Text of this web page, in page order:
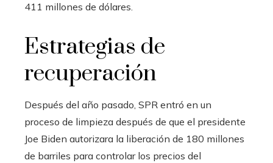
411 millones de dólares.
Estrategias de
recuperación
Después del año pasado, SPR entró en un
proceso de limpieza después de que el presidente
Joe Biden autorizara la liberación de 180 millones
de barriles para controlar los precios del